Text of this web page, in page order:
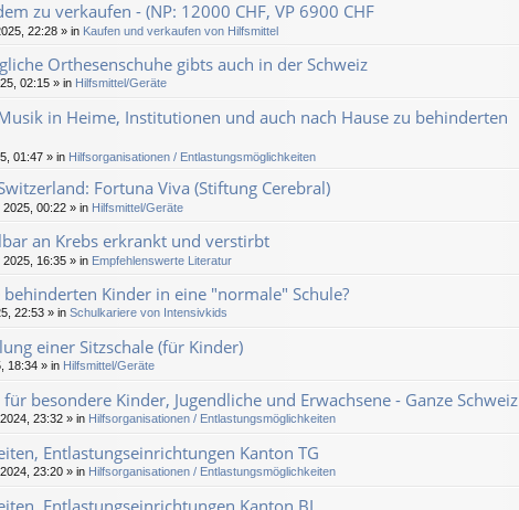
zu verkaufen - (NP: 12000 CHF, VP 6900 CHF
22:28 » in Kaufen und verkaufen von Hilfsmittel
Orthesenschuhe gibts auch in der Schweiz
02:15 » in Hilfsmittel/Geräte
in Heime, Institutionen und auch nach Hause zu behinderten
01:47 » in Hilfsorganisationen / Entlastungsmöglichkeiten
Fortuna Viva (Stiftung Cerebral)
00:22 » in Hilfsmittel/Geräte
an Krebs erkrankt und verstirbt
16:35 » in Empfehlenswerte Literatur
behinderten Kinder in eine "normale" Schule?
22:53 » in Schulkariere von Intensivkids
einer Sitzschale (für Kinder)
18:34 » in Hilfsmittel/Geräte
besondere Kinder, Jugendliche und Erwachsene - Ganze Schweiz
23:32 » in Hilfsorganisationen / Entlastungsmöglichkeiten
Entlastungseinrichtungen Kanton TG
23:20 » in Hilfsorganisationen / Entlastungsmöglichkeiten